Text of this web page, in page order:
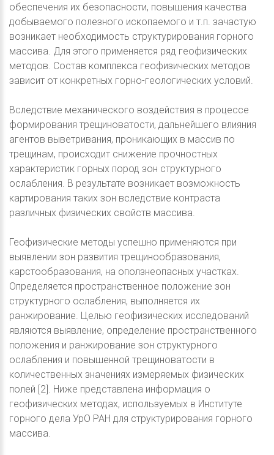
обеспечения их безопасности, повышения качества
добываемого полезного ископаемого и т.п. зачастую
возникает необходимость структурирования горного
массива. Для этого применяется ряд геофизических
методов. Состав комплекса геофизических методов
зависит от конкретных горно-геологических условий.
Вследствие механического воздействия в процессе
формирования трещиноватости, дальнейшего влияния
агентов выветривания, проникающих в массив по
трещинам, происходит снижение прочностных
характеристик горных пород зон структурного
ослабления. В результате возникает возможность
картирования таких зон вследствие контраста
различных физических свойств массива.
Геофизические методы успешно применяются при
выявлении зон развития трещинообразования,
карстообразования, на оползнеопасных участках.
Определяется пространственное положение зон
структурного ослабления, выполняется их
ранжирование. Целью геофизических исследований
являются выявление, определение пространственного
положения и ранжирование зон структурного
ослабления и повышенной трещиноватости в
количественных значениях измеряемых физических
полей [2]. Ниже представлена информация о
геофизических методах, используемых в Институте
горного дела УрО РАН для структурирования горного
массива.